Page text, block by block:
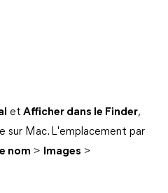
et Afficher dans le Finder,
sur Mac. L'emplacement par
nom > Images >